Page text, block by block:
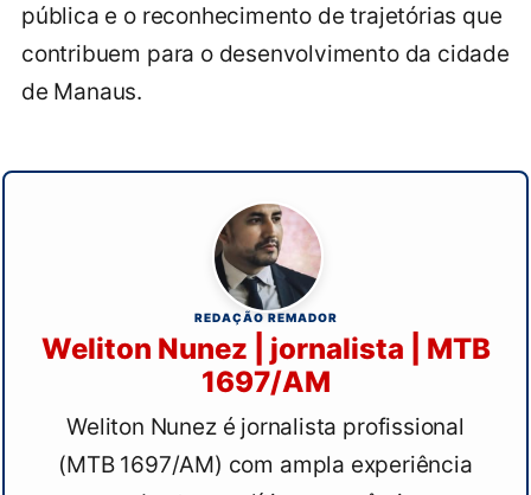
pública e o reconhecimento de trajetórias que
contribuem para o desenvolvimento da cidade
de Manaus.
REDAÇÃO REMADOR
Weliton Nunez | jornalista | MTB
1697/AM
Weliton Nunez é jornalista profissional
(MTB 1697/AM) com ampla experiência